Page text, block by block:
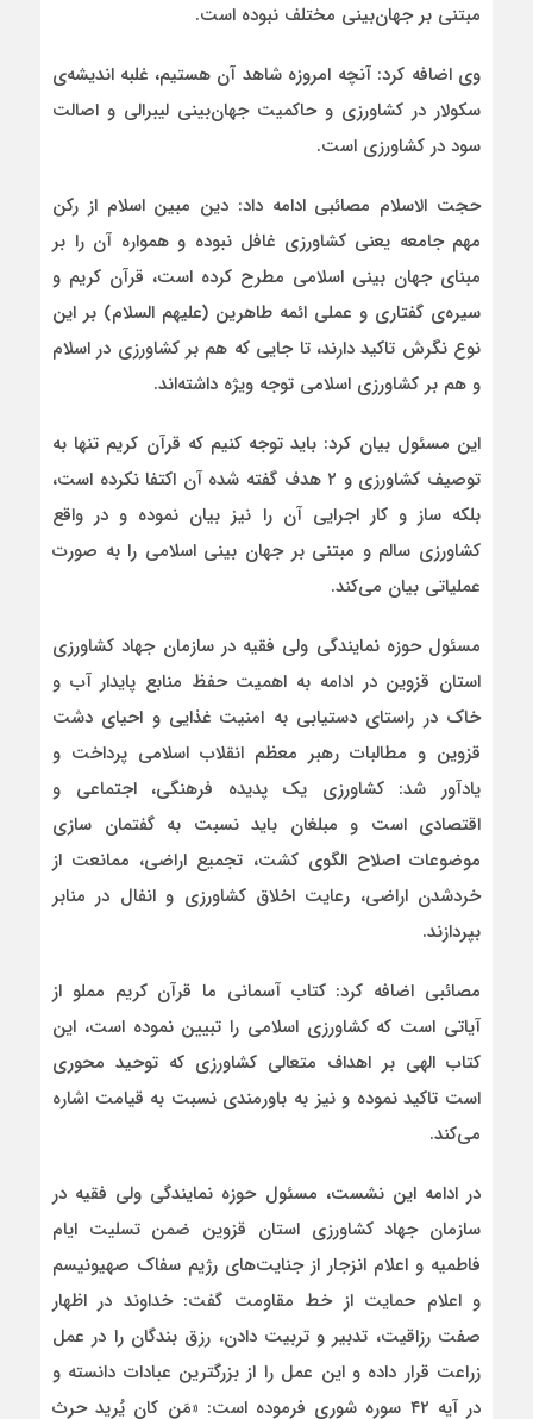
مبتنی بر جهان‌بینی مختلف نبوده است.
وی اضافه کرد: آنچه امروزه شاهد آن هستیم، غلبه اندیشه‌ی
سکولار در کشاورزی و حاکمیت جهان‌بینی لیبرالی و اصالت
سود در کشاورزی است.
حجت الاسلام مصائبی ادامه داد: دین مبین اسلام از رکن
مهم جامعه یعنی کشاورزی غافل نبوده و همواره آن را بر
مبنای جهان بینی اسلامی مطرح کرده است، قرآن کریم و
سیره‌ی گفتاری و عملی ائمه طاهرین (علیهم السلام) بر این
نوع نگرش تاکید دارند، تا جایی که هم بر کشاورزی در اسلام
و هم بر کشاورزی اسلامی توجه ویژه داشته‌اند.
این مسئول بیان کرد: باید توجه کنیم که قرآن کریم تنها به
توصیف کشاورزی و ۲ هدف گفته شده آن اکتفا نکرده است،
بلکه ساز و کار اجرایی آن را نیز بیان نموده و در واقع
کشاورزی سالم و مبتنی بر جهان بینی اسلامی را به صورت
عملیاتی بیان می‌کند.
مسئول حوزه نمایندگی ولی فقیه در سازمان جهاد کشاورزی
استان قزوین در ادامه به اهمیت حفظ منابع پایدار آب و
خاک در راستای دستیابی به امنیت غذایی و احیای دشت
قزوین و مطالبات رهبر معظم انقلاب اسلامی پرداخت و
یادآور شد: کشاورزی یک پدیده فرهنگی، اجتماعی و
اقتصادی است و مبلغان باید نسبت به گفتمان سازی
موضوعات اصلاح الگوی کشت، تجمیع اراضی، ممانعت از
خردشدن اراضی، رعایت اخلاق کشاورزی و انفال در منابر
بپردازند.
مصائبی اضافه کرد: کتاب آسمانی ما قرآن کریم مملو از
آیاتی است که کشاورزی اسلامی را تبیین نموده است، این
کتاب الهی بر اهداف متعالی کشاورزی که توحید محوری
است تاکید نموده و نیز به باورمندی نسبت به قیامت اشاره
می‌کند.
در ادامه این نشست، مسئول حوزه نمایندگی ولی فقیه در
سازمان جهاد کشاورزی استان قزوین ضمن تسلیت ایام
فاطمیه و اعلام انزجار از جنایت‌های رژیم سفاک صهیونیسم
و اعلام حمایت از خط مقاومت گفت: خداوند در اظهار
صفت رزاقیت، تدبیر و تربیت دادن، رزق بندگان را در عمل
زراعت قرار داده و این عمل را از بزرگترین عبادات دانسته و
در آیه ۴۲ سوره شوری فرموده است: «مَن کان یُرید حرث